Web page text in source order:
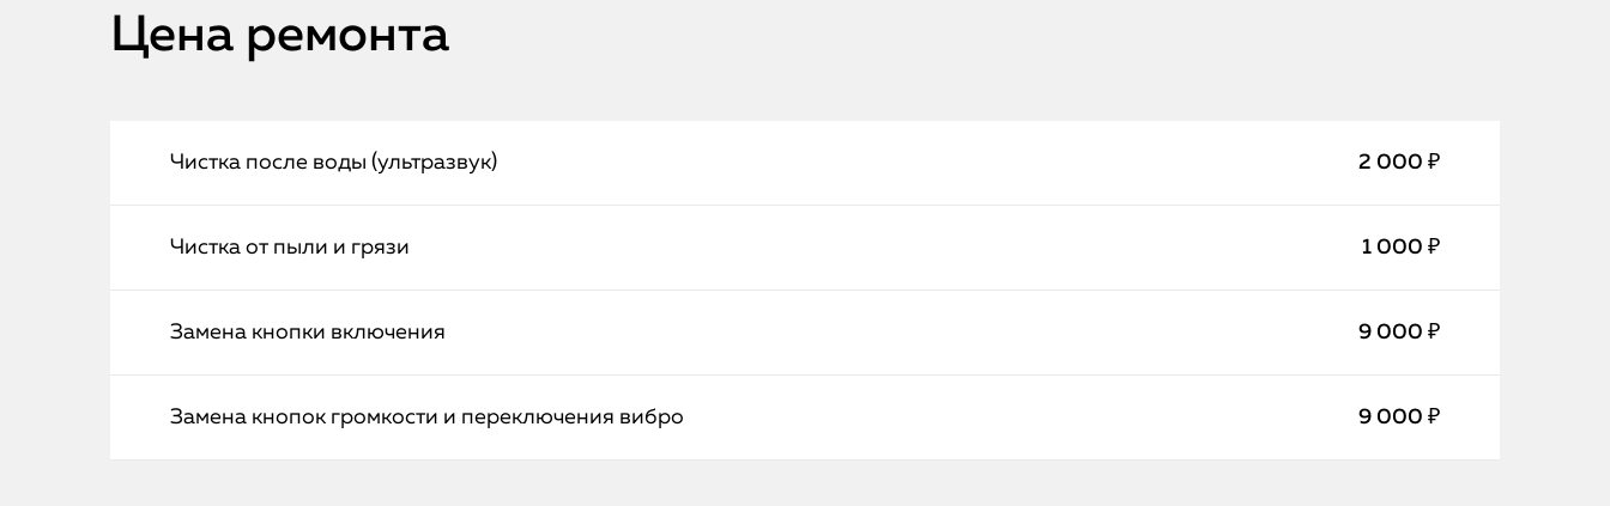
Цена ремонта
Чистка после воды (ультразвук) 2 000 ₽
Чистка от пыли и грязи 1 000 ₽
Замена кнопки включения 9 000 ₽
Замена кнопок громкости и переключения вибро 9 000 ₽